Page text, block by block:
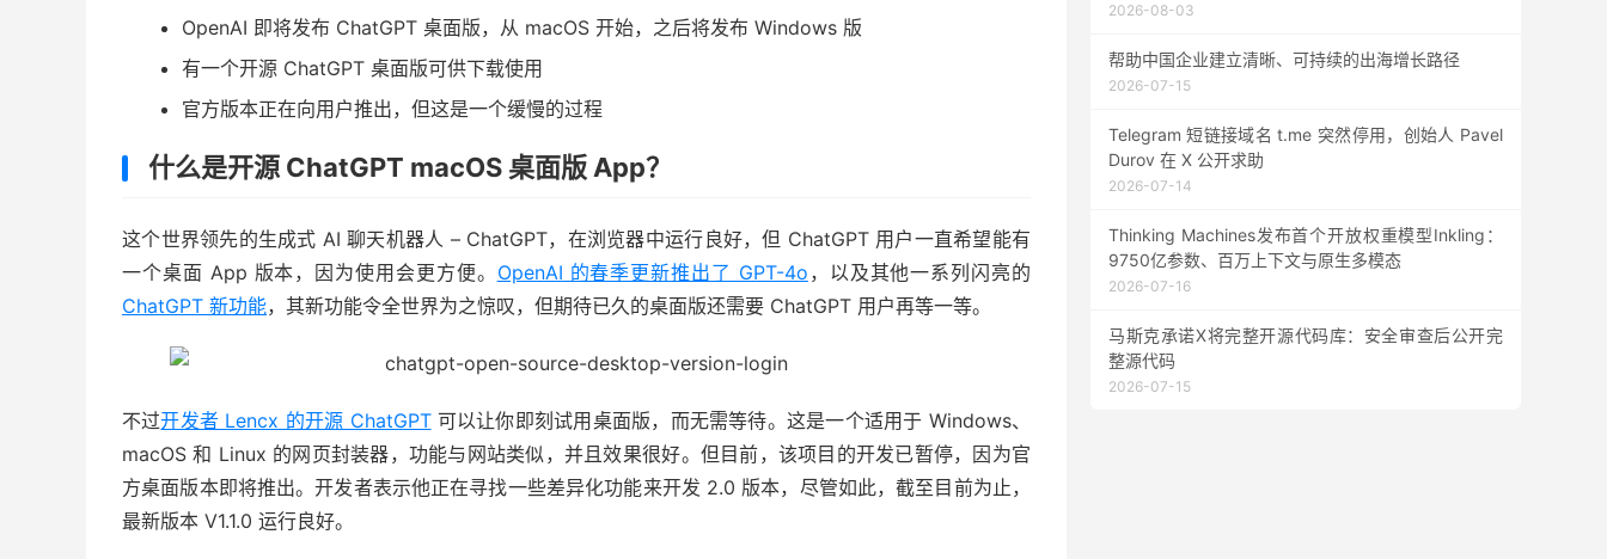
OpenAI 即将发布 ChatGPT 桌面版，从 macOS 开始，之后将发布 Windows 版
有一个开源 ChatGPT 桌面版可供下载使用
官方版本正在向用户推出，但这是一个缓慢的过程
什么是开源 ChatGPT macOS 桌面版 App？
这个世界领先的生成式 AI 聊天机器人 – ChatGPT，在浏览器中运行良好，但 ChatGPT 用户一直希望能有
一个桌面 App 版本，因为使用会更方便。 OpenAI 的春季更新推出了 GPT-4o ，以及其他一系列闪亮的
ChatGPT 新功能，其新功能令全世界为之惊叹，但期待已久的桌面版还需要 ChatGPT 用户再等一等。
不过开发者 Lencx 的开源 ChatGPT可以让你即刻试用桌面版，而无需等待。这是一个适用于 Windows、
macOS 和 Linux 的网页封装器，功能与网站类似，并且效果很好。但目前，该项目的开发已暂停，因为官
方桌面版本即将推出。开发者表示他正在寻找一些差异化功能来开发 2.0 版本，尽管如此，截至目前为止，
最新版本 V1.1.0 运行良好。
2026-08-03
帮助中国企业建立清晰、可持续的出海增长路径
2026-07-15
Telegram 短链接域名 t.me 突然停用，创始人 Pavel
Durov 在 X 公开求助
2026-07-14
Thinking Machines发布首个开放权重模型Inkling：
9750亿参数、百万上下文与原生多模态
2026-07-16
马斯克承诺X将完整开源代码库：安全审查后公开完
整源代码
2026-07-15